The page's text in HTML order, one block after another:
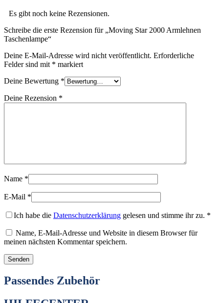
Es gibt noch keine Rezensionen.
Schreibe die erste Rezension für „Moving Star 2000 Armlehnen
Taschenlampe“
Deine E-Mail-Adresse wird nicht veröffentlicht. Erforderliche
Felder sind mit * markiert
Deine Bewertung *
Deine Rezension *
Name *
E-Mail *
Ich habe die Datenschutzerklärung gelesen und stimme ihr zu. *
Name, E-Mail-Adresse und Website in diesem Browser für
meinen nächsten Kommentar speichern.
Passendes Zubehör